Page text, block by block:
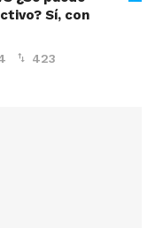
Sí, con
423